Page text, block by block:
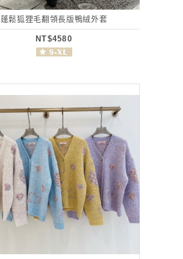
蓬鬆狐狸毛翻領長版鴨絨外套
NT$4580